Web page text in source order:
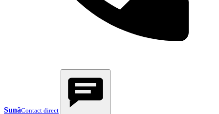
SunăContact direct